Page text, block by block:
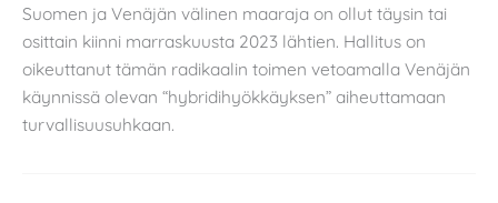
Suomen ja Venäjän välinen maaraja on ollut täysin tai
osittain kiinni marraskuusta 2023 lähtien. Hallitus on
oikeuttanut tämän radikaalin toimen vetoamalla Venäjän
käynnissä olevan “hybridihyökkäyksen” aiheuttamaan
turvallisuusuhkaan.